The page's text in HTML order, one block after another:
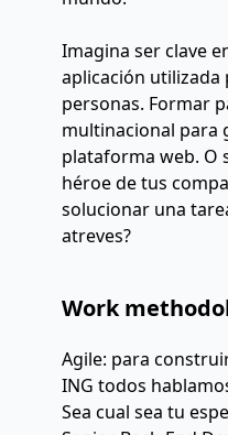
Imagina ser clave
aplicación utilizada
personas. Formar
multinacional para
plataforma web. O
héroe de tus
solucionar una
atreves?
Work
Agile: para
ING todos
Sea cual sea tu